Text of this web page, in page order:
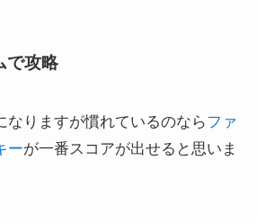
で攻略
なりますが慣れているのならファ
ーが一番スコアが出せると思いま